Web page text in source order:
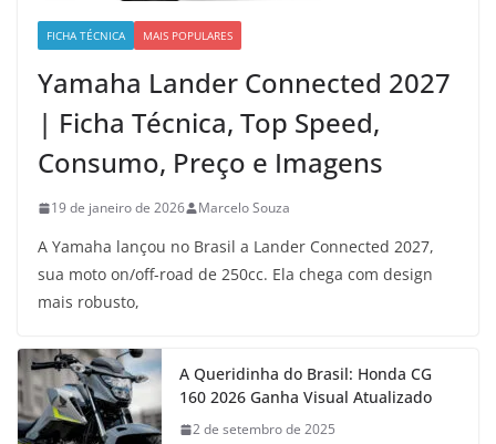
FICHA TÉCNICA MAIS POPULARES
Yamaha Lander Connected 2027
| Ficha Técnica, Top Speed,
Consumo, Preço e Imagens
19 de janeiro de 2026 Marcelo Souza
A Yamaha lançou no Brasil a Lander Connected 2027,
sua moto on/off-road de 250cc. Ela chega com design
mais robusto,
A Queridinha do Brasil: Honda CG
160 2026 Ganha Visual Atualizado
2 de setembro de 2025